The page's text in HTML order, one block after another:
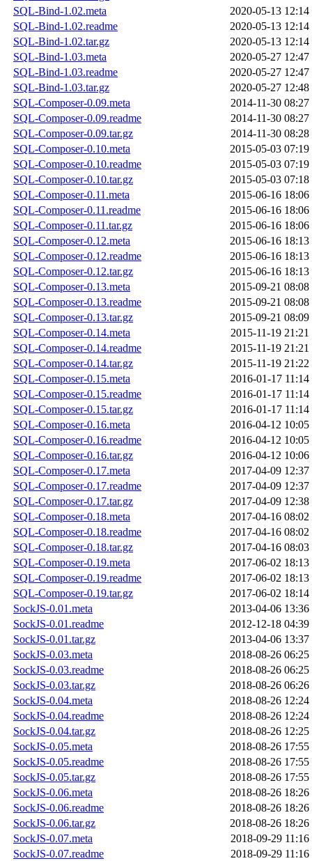
SQL-Bind-1.02.meta
2020-05-13 12:14
SQL-Bind-1.02.readme
2020-05-13 12:14
SQL-Bind-1.02.tar.gz
2020-05-13 12:14
SQL-Bind-1.03.meta
2020-05-27 12:47
SQL-Bind-1.03.readme
2020-05-27 12:47
SQL-Bind-1.03.tar.gz
2020-05-27 12:48
SQL-Composer-0.09.meta
2014-11-30 08:27
SQL-Composer-0.09.readme
2014-11-30 08:27
SQL-Composer-0.09.tar.gz
2014-11-30 08:28
SQL-Composer-0.10.meta
2015-05-03 07:19
SQL-Composer-0.10.readme
2015-05-03 07:19
SQL-Composer-0.10.tar.gz
2015-05-03 07:18
SQL-Composer-0.11.meta
2015-06-16 18:06
SQL-Composer-0.11.readme
2015-06-16 18:06
SQL-Composer-0.11.tar.gz
2015-06-16 18:06
SQL-Composer-0.12.meta
2015-06-16 18:13
SQL-Composer-0.12.readme
2015-06-16 18:13
SQL-Composer-0.12.tar.gz
2015-06-16 18:13
SQL-Composer-0.13.meta
2015-09-21 08:08
SQL-Composer-0.13.readme
2015-09-21 08:08
SQL-Composer-0.13.tar.gz
2015-09-21 08:09
SQL-Composer-0.14.meta
2015-11-19 21:21
SQL-Composer-0.14.readme
2015-11-19 21:21
SQL-Composer-0.14.tar.gz
2015-11-19 21:22
SQL-Composer-0.15.meta
2016-01-17 11:14
SQL-Composer-0.15.readme
2016-01-17 11:14
SQL-Composer-0.15.tar.gz
2016-01-17 11:14
SQL-Composer-0.16.meta
2016-04-12 10:05
SQL-Composer-0.16.readme
2016-04-12 10:05
SQL-Composer-0.16.tar.gz
2016-04-12 10:06
SQL-Composer-0.17.meta
2017-04-09 12:37
SQL-Composer-0.17.readme
2017-04-09 12:37
SQL-Composer-0.17.tar.gz
2017-04-09 12:38
SQL-Composer-0.18.meta
2017-04-16 08:02
SQL-Composer-0.18.readme
2017-04-16 08:02
SQL-Composer-0.18.tar.gz
2017-04-16 08:03
SQL-Composer-0.19.meta
2017-06-02 18:13
SQL-Composer-0.19.readme
2017-06-02 18:13
SQL-Composer-0.19.tar.gz
2017-06-02 18:14
SockJS-0.01.meta
2013-04-06 13:36
SockJS-0.01.readme
2012-12-18 04:39
SockJS-0.01.tar.gz
2013-04-06 13:37
SockJS-0.03.meta
2018-08-26 06:25
SockJS-0.03.readme
2018-08-26 06:25
SockJS-0.03.tar.gz
2018-08-26 06:26
SockJS-0.04.meta
2018-08-26 12:24
SockJS-0.04.readme
2018-08-26 12:24
SockJS-0.04.tar.gz
2018-08-26 12:25
SockJS-0.05.meta
2018-08-26 17:55
SockJS-0.05.readme
2018-08-26 17:55
SockJS-0.05.tar.gz
2018-08-26 17:55
SockJS-0.06.meta
2018-08-26 18:26
SockJS-0.06.readme
2018-08-26 18:26
SockJS-0.06.tar.gz
2018-08-26 18:26
SockJS-0.07.meta
2018-09-29 11:16
SockJS-0.07.readme
2018-09-29 11:16